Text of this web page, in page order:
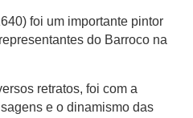
foi um importante pintor
do Barroco na
retratos, foi com a
e o dinamismo das